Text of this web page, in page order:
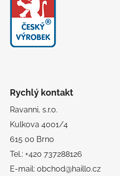
Rychlý kontakt
Ravanni, s.r.o.
Kulkova 4001/4
615 00 Brno
Tel.: +420 737288126
E-mail: obchod@haillo.cz